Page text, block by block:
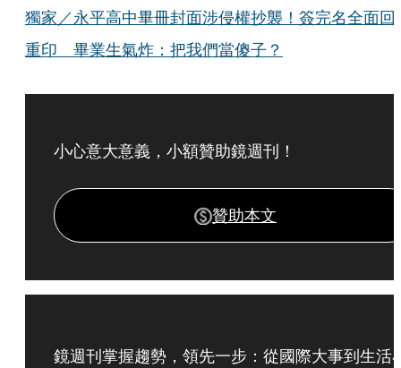
獨家／永平高中畢冊封面涉侵權抄襲！簽完名全面回
重印 畢業生氣炸：把我們當傻子？
小心意大意義，小額贊助鏡週刊！
贊助本文
鏡週刊掌握趨勢，領先一步：從國際大事到生活